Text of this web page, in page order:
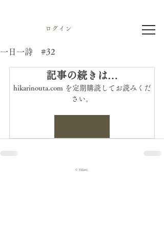
ログイン
一日一詩 #32
記事の続きは…
hikarinouta.com を定期購読してお読みくだ
さい。
© Hikari.